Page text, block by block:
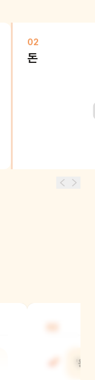
02
돈
'용